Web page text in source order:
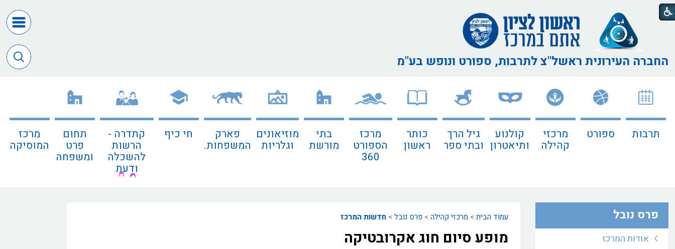
החברה העירונית ראשל"צלתרבות, ספורט ונופש בע"מ
חופש
המידע
העיר
דבר
המנכ"ל
תרבות ספורט מרכזי
קהילה
קולנוע
ותיאטרון
גיל הרך
ובתי ספר
כותר
ראשון
מרכז
הספורט
360
בתי
מורשת
מוזיאונים
וגלריות
פארק
המשפחות.
חי כיף קתדרה -
הרשות
להשכלה
ודעת
תחום
פרט
ומשפחה
מרכז
המוסיקה
עמוד הבית >מרכזי קהילה >פרס נובל >חדשות המרכז
מופע סיום חוג אקרובטיקה
פרס נובל
אודות המרכז